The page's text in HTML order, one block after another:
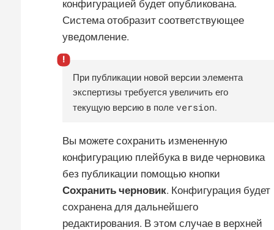
конфигурацией будет опубликована.
Система отобразит соответствующее
уведомление.
При публикации новой версии элемента
экспертизы требуется увеличить его
текущую версию в поле version.
Вы можете сохранить измененную
конфигурацию плейбука в виде черновика
без публикации помощью кнопки
Сохранить черновик. Конфигурация будет
сохранена для дальнейшего
редактирования. В этом случае в верхней